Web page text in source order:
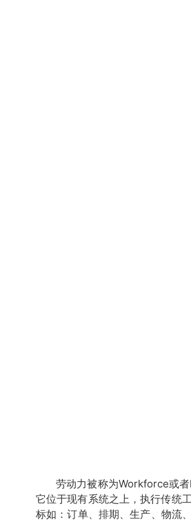
劳动力被称为Workforce或
它位于现有系统之上，执行传统
标如：订单、排期、生产、物流